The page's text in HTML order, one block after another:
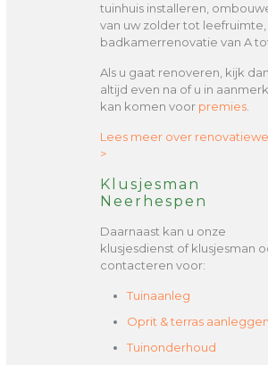
tuinhuis installeren,
van uw zolder tot
badkamerrenovatie van A tot
Als u gaat renoveren, kijk
altijd even na of u in
kan komen voor premies.
Lees meer over
>
Klusjesman
Neerhespen
Daarnaast kan u onze
klusjesdienst of klusjesman
contacteren voor:
Tuinaanleg
Oprit & terras aanleggen
Tuinonderhoud